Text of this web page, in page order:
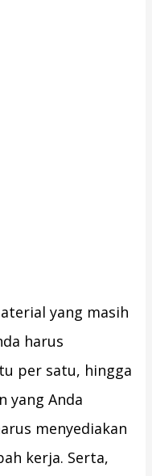
yang masih
harus
per satu, hingga
yang Anda
menyediakan
kerja. Serta,